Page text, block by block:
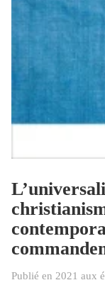
Publié en 2021 aux